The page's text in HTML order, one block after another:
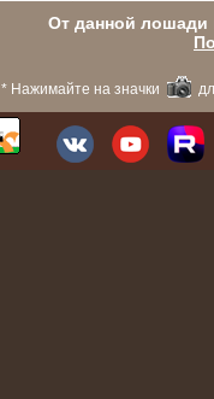
От данной лошади
* Нажимайте на значки